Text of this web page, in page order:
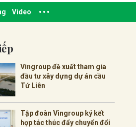
Video
Vingroup đề xuất tham gia
đầu tư xây dựng dự án cầu
Tứ Liên
Tập đoàn Vingroup ký kết
hợp tác thúc đẩy chuyển đổi